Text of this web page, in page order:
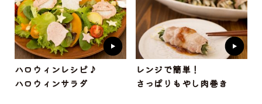
ハロウィンレシピ♪
ハロウィンサラダ
レンジで簡単！
さっぱりもやし肉巻き